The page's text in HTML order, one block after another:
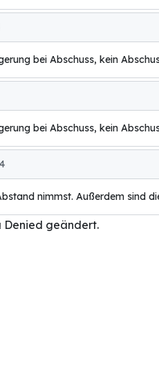
bei Abschuss, kein
bei Abschuss, kein
nimmst. Außerdem sind
Denied geändert.